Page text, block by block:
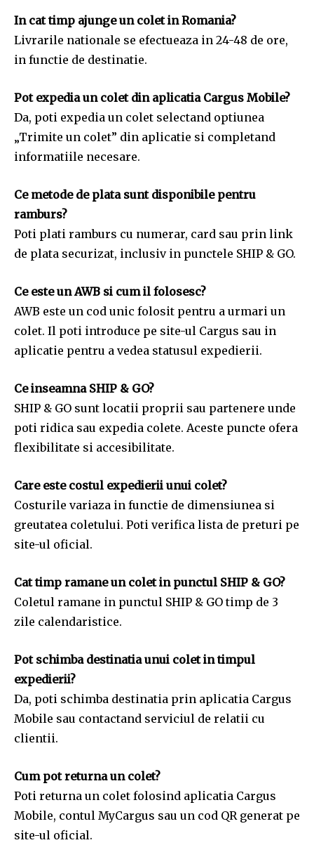
In cat timp ajunge un colet in Romania?
Livrarile nationale se efectueaza in 24-48 de ore,
in functie de destinatie.
Pot expedia un colet din aplicatia Cargus Mobile?
Da, poti expedia un colet selectand optiunea
„Trimite un colet” din aplicatie si completand
informatiile necesare.
Ce metode de plata sunt disponibile pentru
ramburs?
Poti plati ramburs cu numerar, card sau prin link
de plata securizat, inclusiv in punctele SHIP & GO.
Ce este un AWB si cum il folosesc?
AWB este un cod unic folosit pentru a urmari un
colet. Il poti introduce pe site-ul Cargus sau in
aplicatie pentru a vedea statusul expedierii.
Ce inseamna SHIP & GO?
SHIP & GO sunt locatii proprii sau partenere unde
poti ridica sau expedia colete. Aceste puncte ofera
flexibilitate si accesibilitate.
Care este costul expedierii unui colet?
Costurile variaza in functie de dimensiunea si
greutatea coletului. Poti verifica lista de preturi pe
site-ul oficial.
Cat timp ramane un colet in punctul SHIP & GO?
Coletul ramane in punctul SHIP & GO timp de 3
zile calendaristice.
Pot schimba destinatia unui colet in timpul
expedierii?
Da, poti schimba destinatia prin aplicatia Cargus
Mobile sau contactand serviciul de relatii cu
clientii.
Cum pot returna un colet?
Poti returna un colet folosind aplicatia Cargus
Mobile, contul MyCargus sau un cod QR generat pe
site-ul oficial.